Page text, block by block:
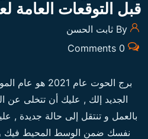
قبل التوقعات العامة لعام
0 Comments
برج الحوت
عام 2021 هو
الجديد إلك , عليك أن تتخلى عن
بالعمل و تنتقل إلى حالة جديدة ,
نفسك ضمن الوسط المحيط فيك